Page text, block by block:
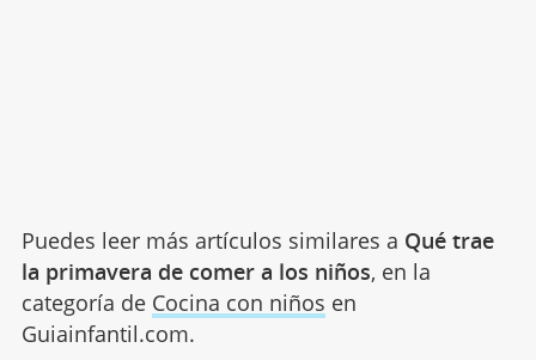
Puedes leer más artículos similares a Qué trae
la primavera de comer a los niños, en la
categoría de Cocina con niños en
Guiainfantil.com.